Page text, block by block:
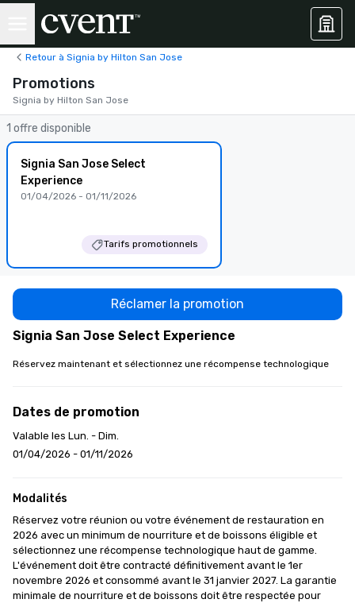
Retour à Signia by Hilton San Jose
Promotions
Signia by Hilton San Jose
1 offre disponible
Signia San Jose Select
Experience
01/04/2026 - 01/11/2026
Tarifs promotionnels
Signia San Jose Select Experience
Réclamer la promotion
Réservez maintenant et sélectionnez une récompense technologique
Dates de promotion
Valable les Lun. - Dim.
01/04/2026 - 01/11/2026
Modalités
Réservez votre réunion ou votre événement de restauration en
2026 avec un minimum de nourriture et de boissons éligible et
sélectionnez une récompense technologique haut de gamme.
L'événement doit être contracté définitivement avant le 1er
novembre 2026 et consommé avant le 31 janvier 2027. La garantie
minimale de nourriture et de boissons doit être respectée pour